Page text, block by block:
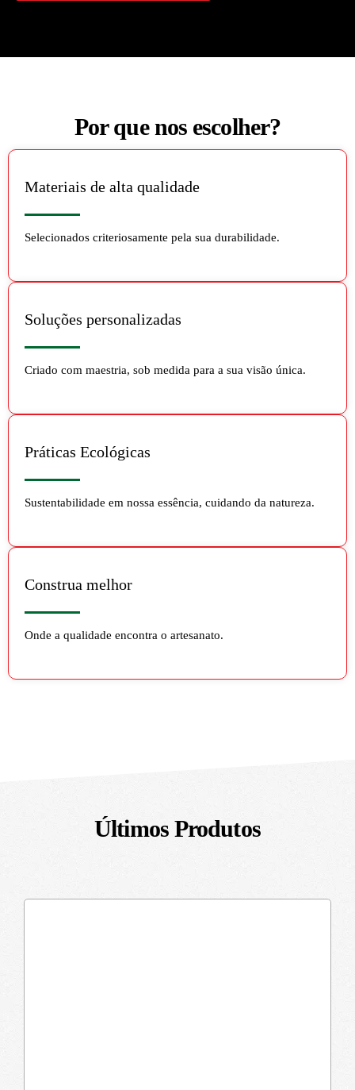
Por que nos escolher?
Materiais de alta qualidade
Selecionados criteriosamente pela sua durabilidade.
Soluções personalizadas
Criado com maestria, sob medida para a sua visão única.
Práticas Ecológicas
Sustentabilidade em nossa essência, cuidando da natureza.
Construa melhor
Onde a qualidade encontra o artesanato.
Últimos Produtos